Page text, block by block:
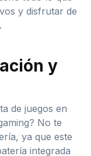
y disfrutar de
y
de juegos en
No te
ya que este
integrada